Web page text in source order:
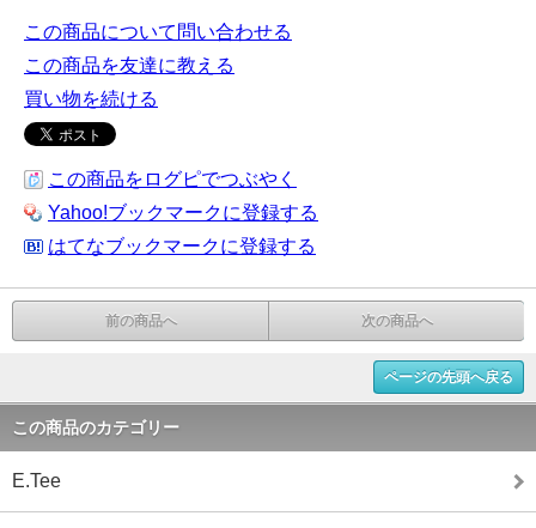
この商品について問い合わせる
この商品を友達に教える
買い物を続ける
この商品をログピでつぶやく
Yahoo!ブックマークに登録する
はてなブックマークに登録する
前の商品へ 次の商品へ
ページの先頭へ戻る
この商品のカテゴリー
E.Tee